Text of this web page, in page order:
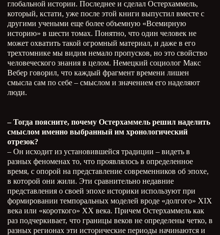
глобальной истории. Последнее и сделал Остерхаммель,
который, кстати, уже после этой книги выпустил вместе с
другими учеными еще более объемную «Всемирную
историю» в шести томах. Понятно, что один человек не
может охватить такой огромный материал, и даже в его
трехтомнике мы видим немало пропусков, но это свойство
человеческого знания в целом. Немецкий социолог Макс
Вебер говорил, что каждый фрагмент времени лишен
смысла сам по себе – смыслом и значением его наделяют
люди.
– Тогда поясните, почему Остерхаммель решил наделить
смыслом именно выбранный им хронологический
отрезок?
– Он исходит из установившейся традиции – видеть в
разных феноменах то, что проявлялось в определенное
время, с опорой на представление современников об эпохе,
в которой они жили. Эти сравнительно недавние
представления о своей эпохе историки используют при
формировании темпоральных моделей вроде «долгого» XIX
века или «короткого» ХХ века. Причем Остерхаммель как
раз подчеркивает, что границы веков не определены четко, в
разных регионах эти исторические периоды начинаются и